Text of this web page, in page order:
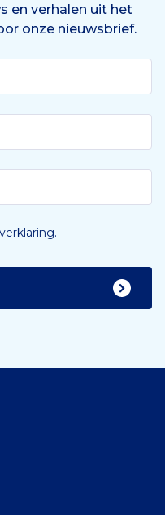
en verhalen uit het
onze nieuwsbrief.
.